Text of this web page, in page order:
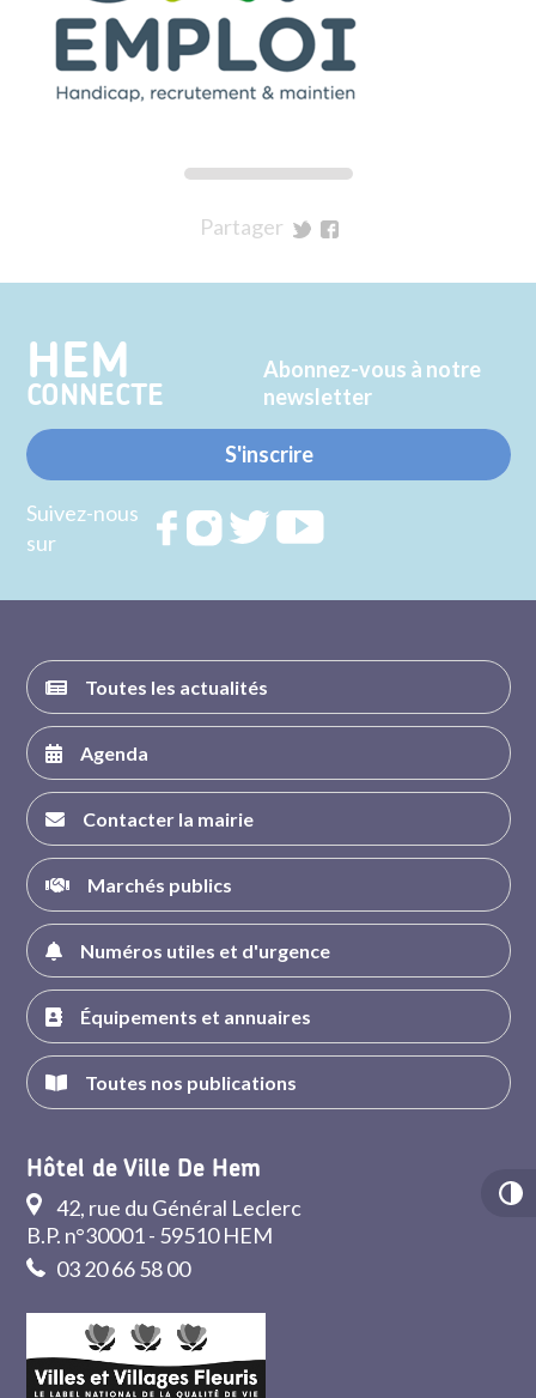
Partager
Twitter
Facebook
HEM
CONNECTE
Abonnez-vous à notre
newsletter
S'inscrire
Suivez-nous
sur
RejoignezRejoignezRejoignez
Toutes les actualités
Agenda
Contacter la mairie
Marchés publics
Numéros utiles et d'urgence
Équipements et annuaires
Toutes nos publications
Hôtel de Ville De Hem
42, rue du Général Leclerc
B.P. n°30001 - 59510 HEM
03 20 66 58 00